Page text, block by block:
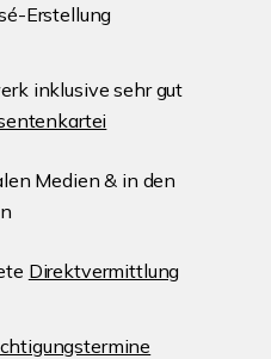
Erstellung
inklusive sehr gut
Medien & in den
Direktvermittlung